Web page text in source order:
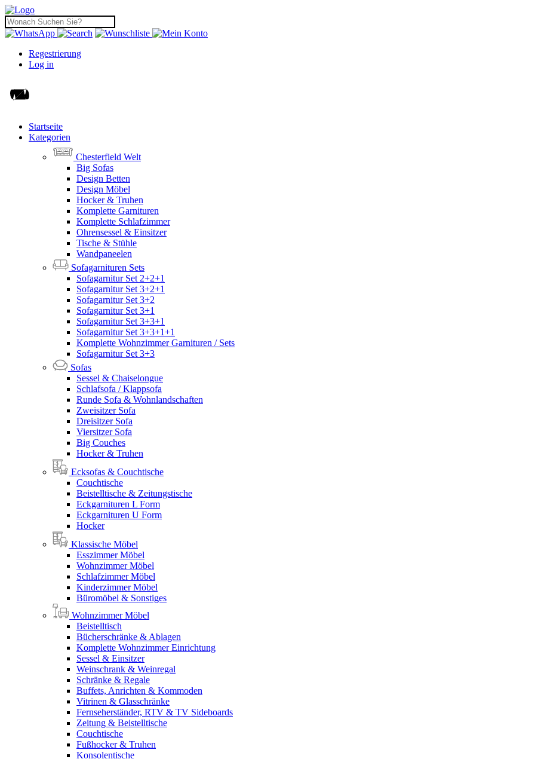
Regestrierung
Log in
Startseite
Kategorien
Chesterfield Welt
Big Sofas
Design Betten
Design Möbel
Hocker & Truhen
Komplette Garnituren
Komplette Schlafzimmer
Ohrensessel & Einsitzer
Tische & Stühle
Wandpaneelen
Sofagarnituren Sets
Sofagarnitur Set 2+2+1
Sofagarnitur Set 3+2+1
Sofagarnitur Set 3+2
Sofagarnitur Set 3+1
Sofagarnitur Set 3+3+1
Sofagarnitur Set 3+3+1+1
Komplette Wohnzimmer Garnituren / Sets
Sofagarnitur Set 3+3
Sofas
Sessel & Chaiselongue
Schlafsofa / Klappsofa
Runde Sofa & Wohnlandschaften
Zweisitzer Sofa
Dreisitzer Sofa
Viersitzer Sofa
Big Couches
Hocker & Truhen
Ecksofas & Couchtische
Couchtische
Beistelltische & Zeitungstische
Eckgarnituren L Form
Eckgarnituren U Form
Hocker
Klassische Möbel
Esszimmer Möbel
Wohnzimmer Möbel
Schlafzimmer Möbel
Kinderzimmer Möbel
Büromöbel & Sonstiges
Wohnzimmer Möbel
Beistelltisch
Bücherschränke & Ablagen
Komplette Wohnzimmer Einrichtung
Sessel & Einsitzer
Weinschrank & Weinregal
Schränke & Regale
Buffets, Anrichten & Kommoden
Vitrinen & Glasschränke
Fernseherständer, RTV & TV Sideboards
Zeitung & Beistelltische
Couchtische
Fußhocker & Truhen
Konsolentische